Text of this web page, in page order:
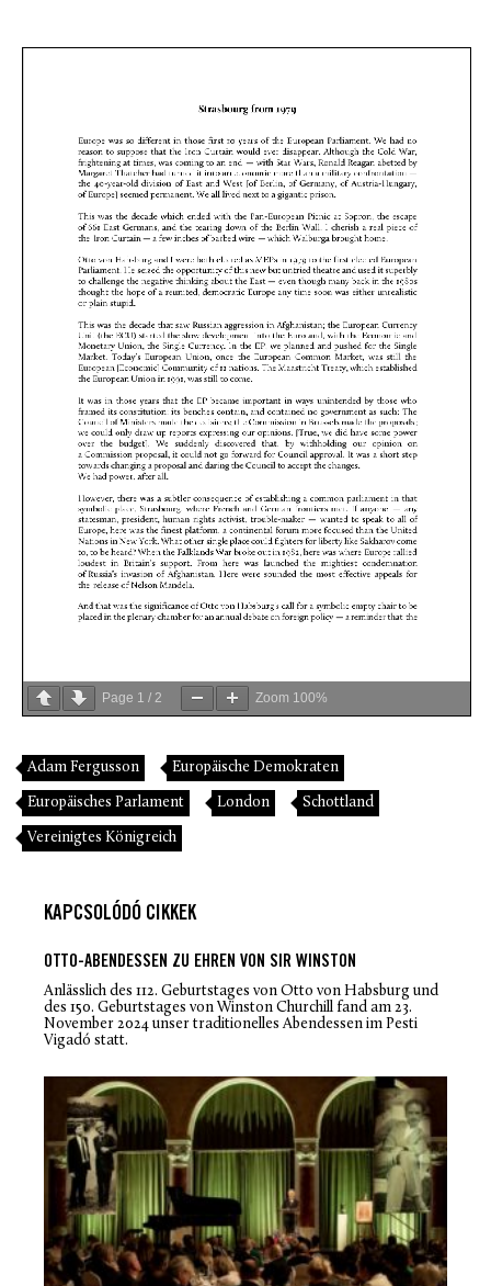
Page 1 / 2 Zoom 100%
Adam Fergusson Europäische Demokraten
Europäisches Parlament London Schottland
Vereinigtes Königreich
KAPCSOLÓDÓ CIKKEK
OTTO-ABENDESSEN ZU EHREN VON SIR WINSTON
Anlässlich des 112. Geburtstages von Otto von Habsburg und
des 150. Geburtstages von Winston Churchill fand am 23.
November 2024 unser traditionelles Abendessen im Pesti
Vigadó statt.